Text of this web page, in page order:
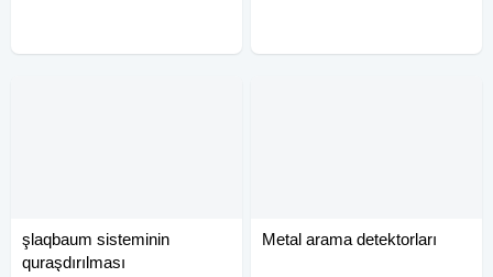
şlaqbaum sisteminin
quraşdırılması
Metal arama detektorları